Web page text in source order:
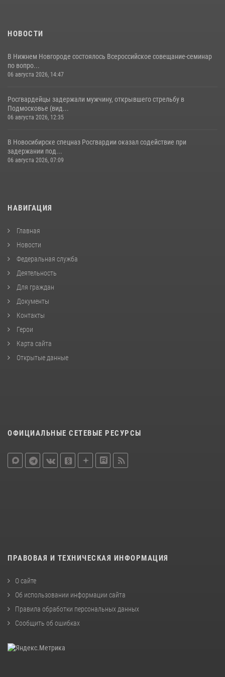
НОВОСТИ
В Нижнем Новгороде состоялось Всероссийское совещание-семинар
по вопро...
06 августа 2026, 14:47
Росгвардейцы задержали мужчину, открывшего стрельбу в
Подмосковье (вид...
06 августа 2026, 12:35
В Новосибирске спецназ Росгвардии оказал содействие при
задержании под...
06 августа 2026, 07:09
НАВИГАЦИЯ
Главная
Новости
Федеральная служба
Деятельность
Для граждан
Документы
Контакты
Герои
Карта сайта
Открытые данные
ОФИЦИАЛЬНЫЕ СЕТЕВЫЕ РЕСУРСЫ
ПРАВОВАЯ И ТЕХНИЧЕСКАЯ ИНФОРМАЦИЯ
О сайте
Об использовании информации сайта
Правила обработки персональных данных
Сообщить об ошибках